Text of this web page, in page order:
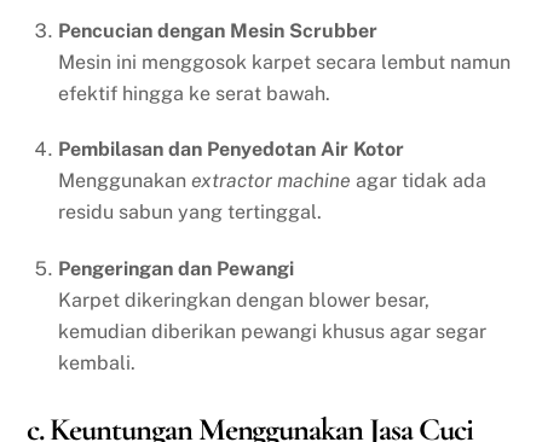
Pencucian dengan Mesin Scrubber
Mesin ini menggosok karpet secara lembut namun
efektif hingga ke serat bawah.
Pembilasan dan Penyedotan Air Kotor
Menggunakan extractor machine agar tidak ada
residu sabun yang tertinggal.
Pengeringan dan Pewangi
Karpet dikeringkan dengan blower besar,
kemudian diberikan pewangi khusus agar segar
kembali.
c. Keuntungan Menggunakan Jasa Cuci